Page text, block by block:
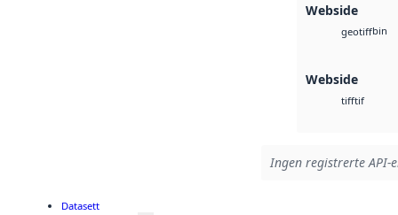
Webside
geotiffbin
Webside
tifftif
Ingen registrerte
Datasett